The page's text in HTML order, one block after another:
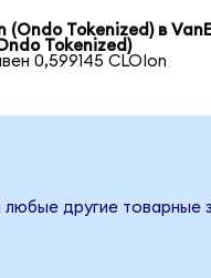
(Ondo Tokenized) в
Tokenized)
0,599145 CLOIon
другие товарные